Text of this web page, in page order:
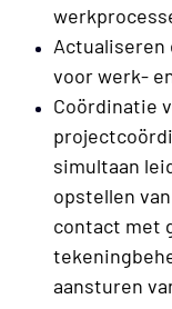
voor werk-
Coördinatie
simultaan
opstellen
contact met
aansturen